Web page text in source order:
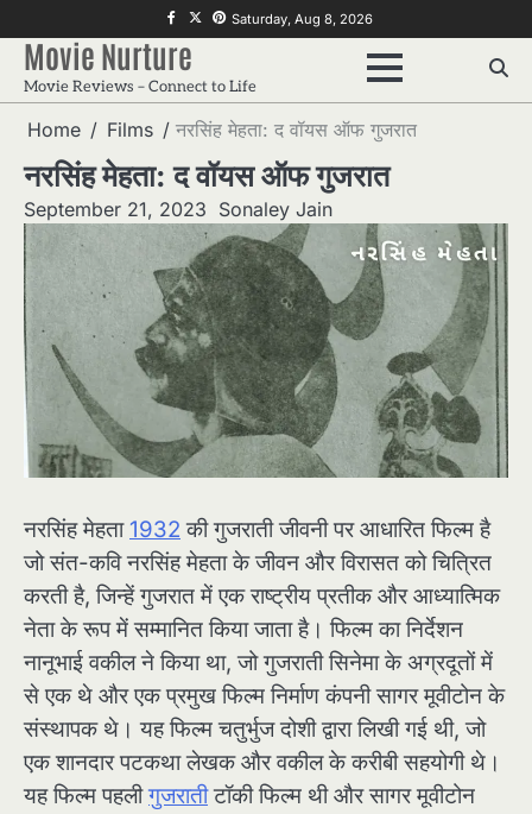
to
content
f twitterpinterest
Saturday, Aug 8, 2026
Movie Nurture
Movie Reviews – Connect to Life
Home Films नरसिंह मेहता: द वॉयस ऑफ गुजरात
नरसिंह मेहता: द वॉयस ऑफ गुजरात
September 21, 2023 Sonaley Jain
नरसिंह मेहता 1932 की गुजराती जीवनी पर आधारित फिल्म है
जो संत-कवि नरसिंह मेहता के जीवन और विरासत को चित्रित
करती है, जिन्हें गुजरात में एक राष्ट्रीय प्रतीक और आध्यात्मिक
नेता के रूप में सम्मानित किया जाता है। फिल्म का निर्देशन
नानूभाई वकील ने किया था, जो गुजराती सिनेमा के अग्रदूतों में
से एक थे और एक प्रमुख फिल्म निर्माण कंपनी सागर मूवीटोन के
संस्थापक थे। यह फिल्म चतुर्भुज दोशी द्वारा लिखी गई थी, जो
एक शानदार पटकथा लेखक और वकील के करीबी सहयोगी थे।
यह फिल्म पहलीगुजरातीटॉकी फिल्म थी और सागर मूवीटोन